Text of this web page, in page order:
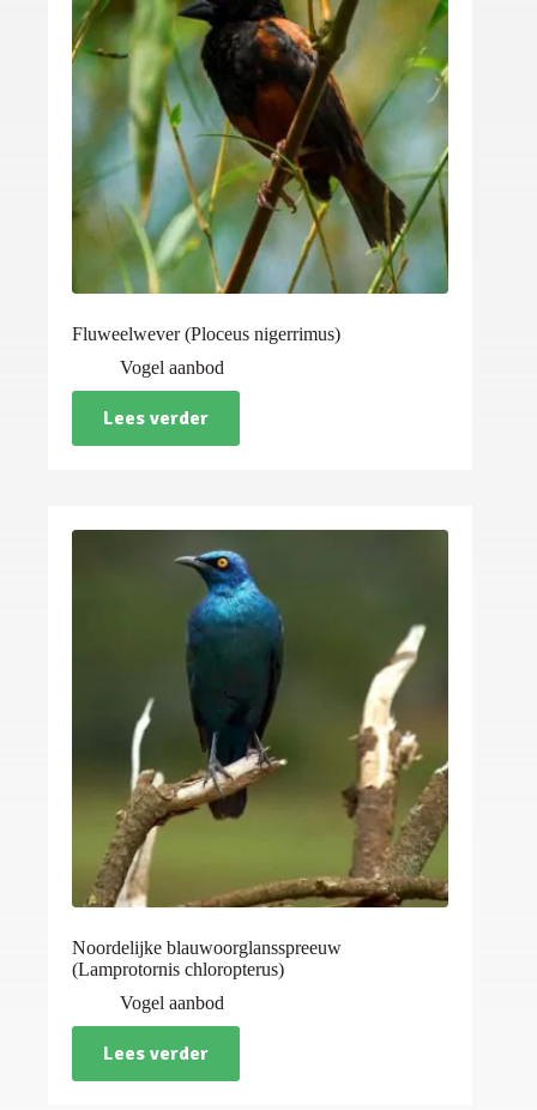
Fluweelwever (Ploceus nigerrimus)
Vogel aanbod
Lees verder
Noordelijke blauwoorglansspreeuw
(Lamprotornis chloropterus)
Vogel aanbod
Lees verder